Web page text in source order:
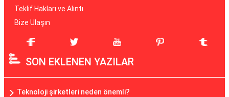
Teklif Hakları ve Alıntı
Bize Ulaşın
SON EKLENEN YAZILAR
Teknoloji şirketleri neden önemli?